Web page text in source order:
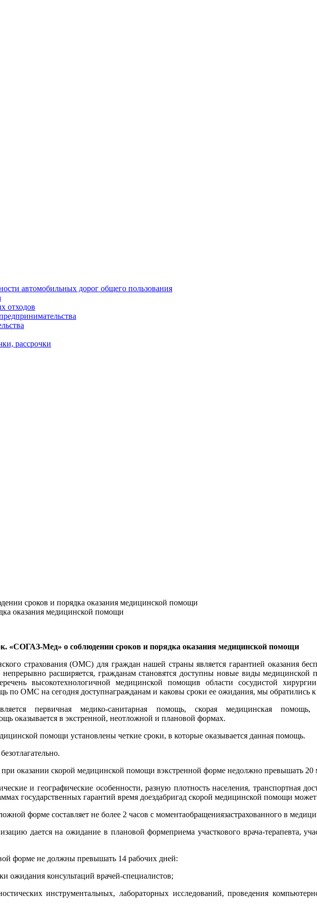
автомобильных дорог общего пользования
отходов
рассрочки
сроков и порядка оказания медицинской помощи
оказания медицинской помощи
«СОГАЗ-Мед» о соблюдении сроков и порядка оказания медицинской помощи
страхования (ОМС) для граждан нашей страны является гарантией оказания
расширяется, гражданам становятся доступны новые виды
высокотехнологичной медицинской помощив области сосудистой
по ОМС на сегодня доступнагражданам и каковы сроки ее ожидания, мы
первичная медико-санитарная помощь, скорая медицинская
оказывается в экстренной, неотложной и плановой формах.
помощи установлены четкие сроки, в которые оказывается данная помощь.
оказании скорой медицинской помощи вэкстренной форме недолжно превышать 20
и географические особенности, разную плотность населения, транспортная
государственных гарантий время доездабригад скорой медицинской помощи
форме составляет не более 2 часов с моментаобращениязастрахованного в
дается на ожидание в плановой формеприема участкового врача-терапевта,
форме не должны превышать 14 рабочих дней:
ожидания консультаций врачей-специалистов;
инструментальных, лабораторных исследований, проведения